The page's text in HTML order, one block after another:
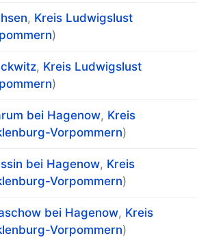
, Kreis Ludwigslust
)
, Kreis Ludwigslust
)
bei Hagenow, Kreis
Vorpommern)
bei Hagenow, Kreis
Vorpommern)
bei Hagenow, Kreis
Vorpommern)